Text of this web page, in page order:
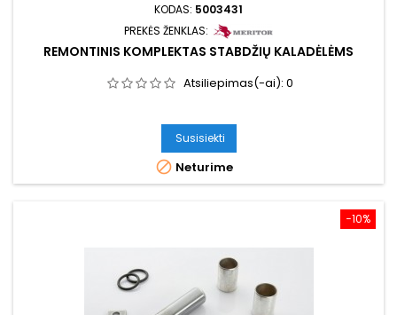
KODAS: 5003431
PREKĖS ŽENKLAS:
REMONTINIS KOMPLEKTAS STABDŽIŲ KALADĖLĖMS
Atsiliepimas(-ai): 0
Susisiekti
 Neturime
−10%